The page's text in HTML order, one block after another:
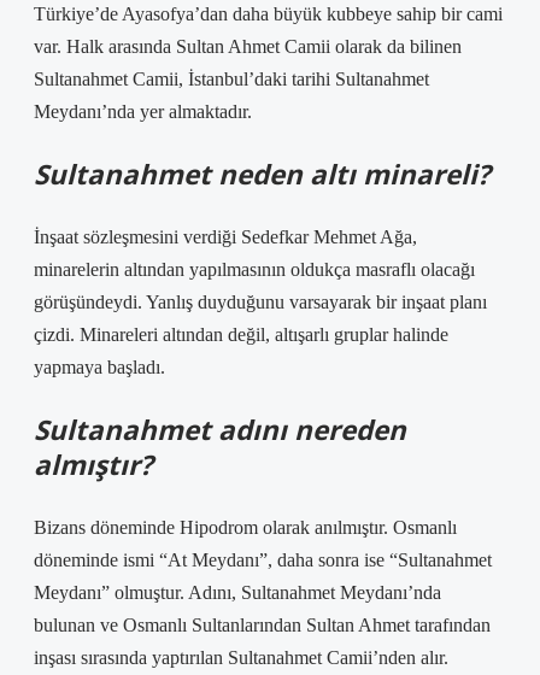
Türkiye’de Ayasofya’dan daha büyük kubbeye sahip bir cami
var. Halk arasında Sultan Ahmet Camii olarak da bilinen
Sultanahmet Camii, İstanbul’daki tarihi Sultanahmet
Meydanı’nda yer almaktadır.
Sultanahmet neden altı minareli?
İnşaat sözleşmesini verdiği Sedefkar Mehmet Ağa,
minarelerin altından yapılmasının oldukça masraflı olacağı
görüşündeydi. Yanlış duyduğunu varsayarak bir inşaat planı
çizdi. Minareleri altından değil, altışarlı gruplar halinde
yapmaya başladı.
Sultanahmet adını nereden
almıştır?
Bizans döneminde Hipodrom olarak anılmıştır. Osmanlı
döneminde ismi “At Meydanı”, daha sonra ise “Sultanahmet
Meydanı” olmuştur. Adını, Sultanahmet Meydanı’nda
bulunan ve Osmanlı Sultanlarından Sultan Ahmet tarafından
inşası sırasında yaptırılan Sultanahmet Camii’nden alır.